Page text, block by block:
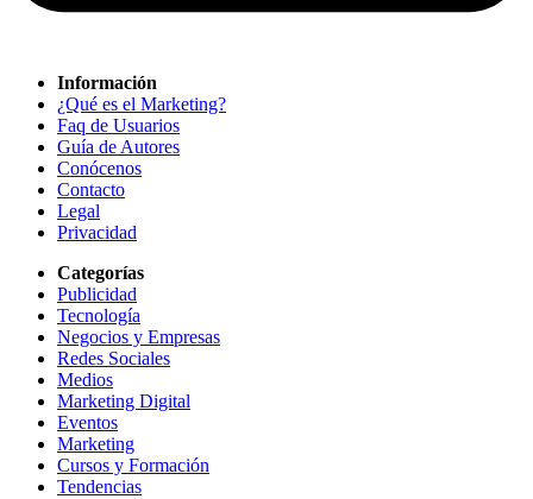
Información
¿Qué es el Marketing?
Faq de Usuarios
Guía de Autores
Conócenos
Contacto
Legal
Privacidad
Categorías
Publicidad
Tecnología
Negocios y Empresas
Redes Sociales
Medios
Marketing Digital
Eventos
Marketing
Cursos y Formación
Tendencias